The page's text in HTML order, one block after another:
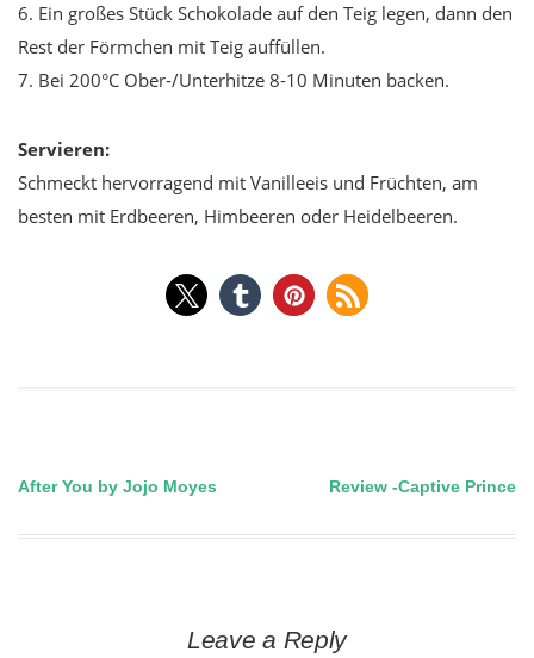
6. Ein großes Stück Schokolade auf den Teig legen, dann den
Rest der Förmchen mit Teig auffüllen.
7. Bei 200°C Ober-/Unterhitze 8-10 Minuten backen.
Servieren:
Schmeckt hervorragend mit Vanilleeis und Früchten, am
besten mit Erdbeeren, Himbeeren oder Heidelbeeren.
Post
navigation
After You by Jojo Moyes Review -Captive Prince
Leave a Reply